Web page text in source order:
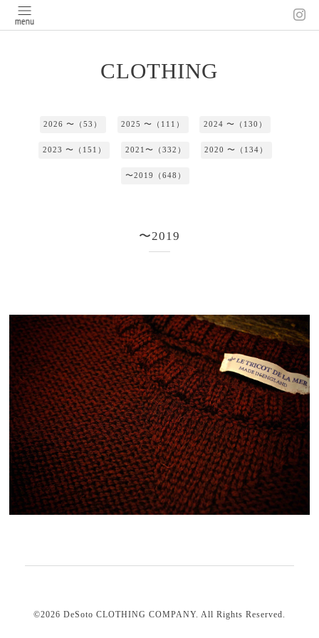
CLOTHING
2026 〜（53） 2025 〜（111） 2024 〜（130）
2023 〜（151） 2021〜（332） 2020 〜（134）
〜2019（648）
〜2019
©2026 DeSoto CLOTHING COMPANY. All Rights Reserved.